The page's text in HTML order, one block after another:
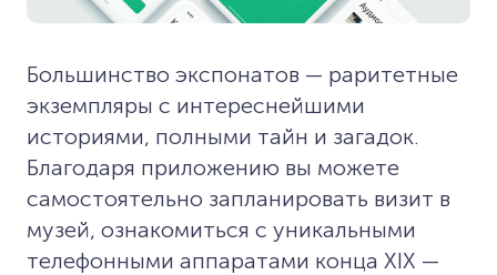
Большинство экспонатов — раритетные
экземпляры с интереснейшими
историями, полными тайн и загадок.
Благодаря приложению вы можете
самостоятельно запланировать визит в
музей, ознакомиться с уникальными
телефонными аппаратами конца XIX —